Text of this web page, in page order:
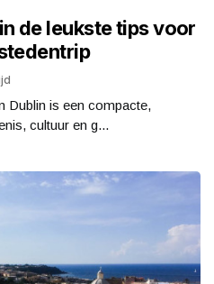
de leukste tips voor
Dublin is een compacte,
cultuur en g...